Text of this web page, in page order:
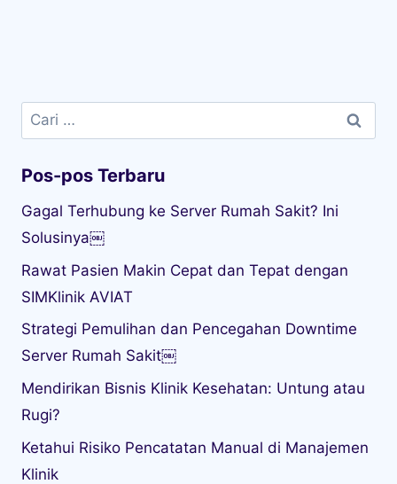
Cari
untuk:
Pos-pos Terbaru
Gagal Terhubung ke Server Rumah Sakit? Ini
Solusinya￼
Rawat Pasien Makin Cepat dan Tepat dengan
SIMKlinik AVIAT
Strategi Pemulihan dan Pencegahan Downtime
Server Rumah Sakit￼
Mendirikan Bisnis Klinik Kesehatan: Untung atau
Rugi?
Ketahui Risiko Pencatatan Manual di Manajemen
Klinik